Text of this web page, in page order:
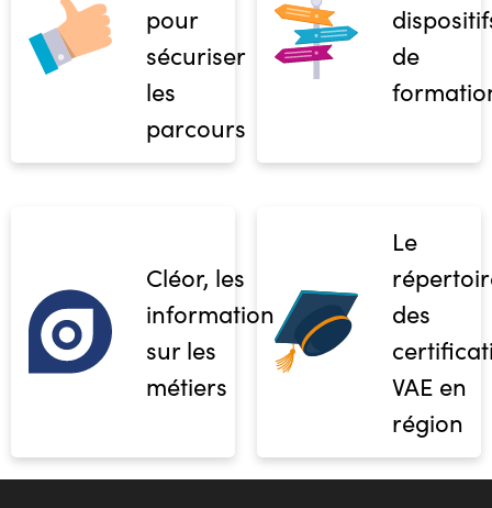
pour
sécuriser
les
parcours
de
Cléor, les
informations
sur les
métiers
Le
des
VAE en
région